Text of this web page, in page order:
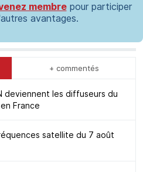
membrepour participer
avantages.
+ commentés
deviennent les diffuseurs du
France
satellite du 7 août